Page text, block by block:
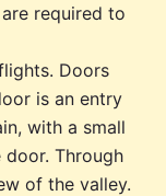
required to
Doors
is an entry
with a small
Through
of the valley.